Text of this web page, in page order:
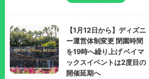
【1月12日から】ディズニ
ー運営体制変更 閉園時間
を19時へ繰り上げ ベイマ
ックスイベントは2度目の
開催延期へ